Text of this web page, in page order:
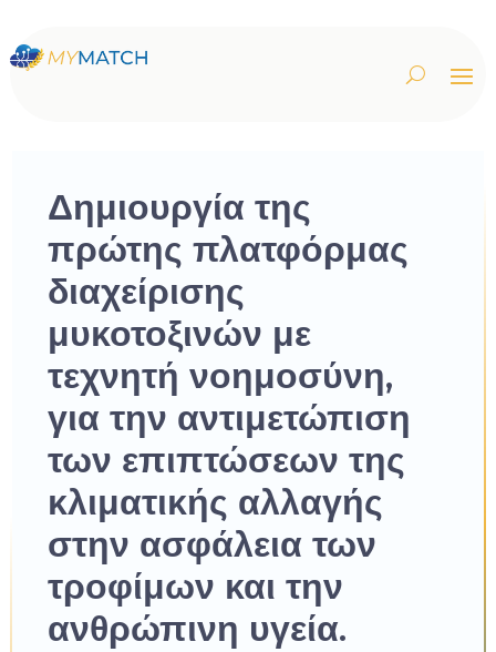
Δημιουργία της
πρώτης πλατφόρμας
διαχείρισης
μυκοτοξινών με
τεχνητή νοημοσύνη,
για την αντιμετώπιση
των επιπτώσεων της
κλιματικής αλλαγής
στην ασφάλεια των
τροφίμων και την
ανθρώπινη υγεία.